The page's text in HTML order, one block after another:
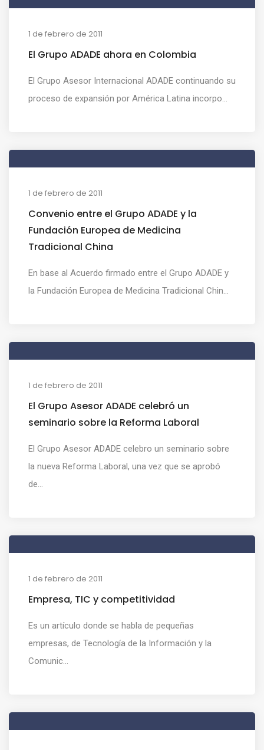
1 de febrero de 2011
El Grupo ADADE ahora en Colombia
El Grupo Asesor Internacional ADADE continuando su
proceso de expansión por América Latina incorpo...
1 de febrero de 2011
Convenio entre el Grupo ADADE y la
Fundación Europea de Medicina
Tradicional China
En base al Acuerdo firmado entre el Grupo ADADE y
la Fundación Europea de Medicina Tradicional Chin...
1 de febrero de 2011
El Grupo Asesor ADADE celebró un
seminario sobre la Reforma Laboral
El Grupo Asesor ADADE celebro un seminario sobre
la nueva Reforma Laboral, una vez que se aprobó
de...
1 de febrero de 2011
Empresa, TIC y competitividad
Es un artículo donde se habla de pequeñas
empresas, de Tecnología de la Información y la
Comunic...